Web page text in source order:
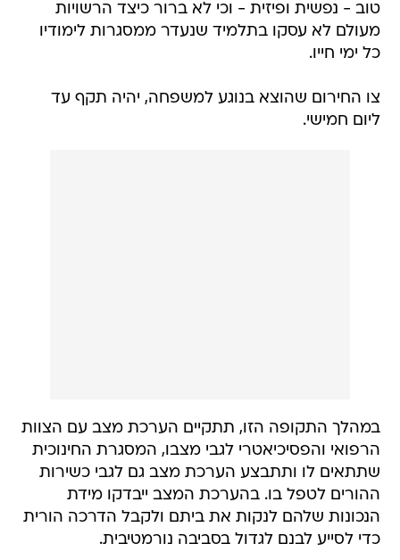
טוב - נפשית ופיזית - וכי לא ברור כיצד הרשויות
מעולם לא עסקו בתלמיד שנעדר ממסגרות לימודיו
כל ימי חייו.
צו החירום שהוצא בנוגע למשפחה, יהיה תקף עד
ליום חמישי.
במהלך התקופה הזו, תתקיים הערכת מצב עם הצוות
הרפואי והפסיכיאטרי לגבי מצבו, המסגרת החינוכית
שתתאים לו ותתבצע הערכת מצב גם לגבי כשירות
ההורים לטפל בו. בהערכת המצב ייבדקו מידת
הנכונות שלהם לנקות את ביתם ולקבל הדרכה הורית
כדי לסייע לבנם לגדול בסביבה נורמטיבית.